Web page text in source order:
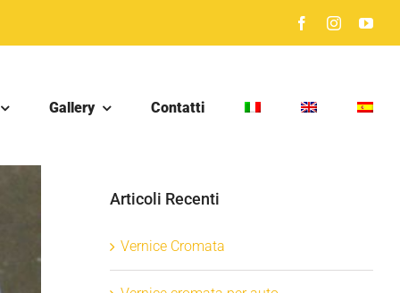
Gallery Contatti
Articoli Recenti
Vernice Cromata